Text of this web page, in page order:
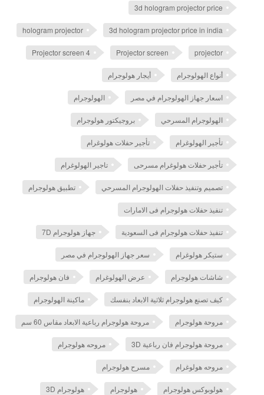
3d hologram projector price
3d hologram projector price in india
hologram projector
projector
Projector screen
Projector screen 4
أنواع الهولوجرام أيجار هولوجرام
اسعار جهاز الهولوجرام في مصر الهولوجرام
الهولوجرام المسرحي بروجيكتور هولوجرام
تأجير الهولوغرام تأجير حفلات هولوغرام
تأجير حفلات هولوغرام مسرحى تاجير الهولوغرام
تصميم وتنفيذ حفلات الهولوجرام المسرحي تطبيق هولوجرام
تنفيذ حفلات هولوجرام فى الامارات
تنفيذ حفلات هولوجرام فى السعودية جهاز هولوجرام 7D
ستيكر هولوغرام سعر جهاز الهولوجرام في مصر
شاشات هولوجرام عرض الهولوغرام فان هولوجرام
كيف تصنع هولوجرام ثلاثية الابعاد بنفسك ماكينة الهولوجرام
مروحة هولوجرام مروحة هولوجرام رباعية الابعاد مقاس 60 سم
مروحة هولوجرام فان رباعية 3D مروحه هولوجرام
مروحه هولوغرام مسرح هولوجرام
هولوبوكس هولوجرام هولوجرام هولوجرام 3D